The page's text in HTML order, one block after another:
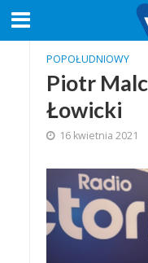
POPOŁUDNIOWY
Piotr
Łowicki
16 kwietnia 2021